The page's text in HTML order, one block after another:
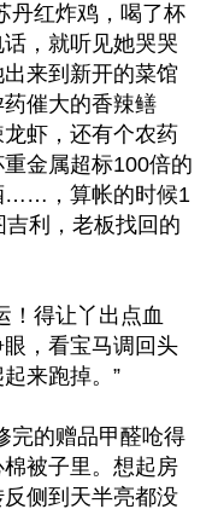
丹红炸鸡，喝了杯
，就听见她哭哭
来到新开的菜馆
催大的香辣鳝
虾，还有个农药
金属超标100倍的
……，算帐的时候1
利，老板找回的
！得让丫出点血
眼，看宝马调回头
来跑掉。”
完的赠品甲醛呛得
被子里。想起房
侧到天半亮都没